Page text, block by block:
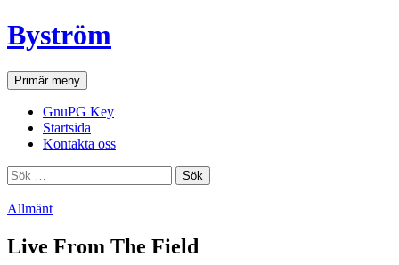
Hoppa
till
Byström
SökPrimär meny
GnuPG Key
Startsida
Kontakta oss
Sök
efter:
Allmänt
Live From The Field